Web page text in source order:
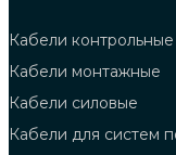
Кабели контрольные
Кабели монтажные
Кабели силовые
Кабели для систем